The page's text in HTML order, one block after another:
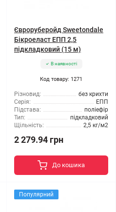
Євроруберойд Sweetondale
Бікроеласт ЕПП 2,5
підкладковий (15 м)
В наявності
Код товару: 1271
Різновид:
без крихти
Серія:
ЕПП
Підстава:
поліефір
Тип:
підкладковий
Щільність:
2,5 кг/м2
2 279.94 грн
До кошика
Популярний